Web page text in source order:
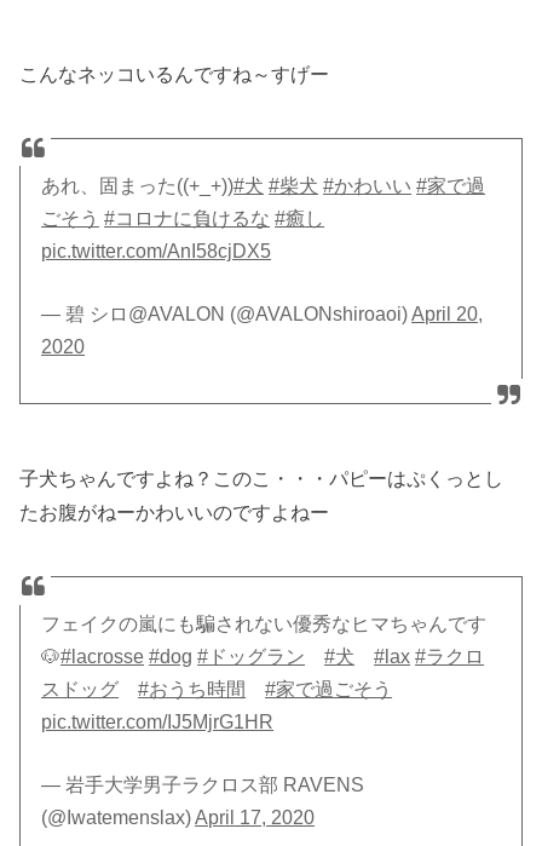
こんなネッコいるんですね～すげー
あれ、固まった((+_+))#犬 #柴犬 #かわいい #家で過
ごそう #コロナに負けるな #癒し
pic.twitter.com/AnI58cjDX5
— 碧 シロ@AVALON (@AVALONshiroaoi)April 20,
2020
子犬ちゃんですよね？このこ・・・パピーはぷくっとし
たお腹がねーかわいいのですよねー
フェイクの嵐にも騙されない優秀なヒマちゃんです
🐶#lacrosse #dog #ドッグラン #犬 #lax #ラクロ
スドッグ
#おうち時間
#家で過ごそう
pic.twitter.com/IJ5MjrG1HR
— 岩手大学男子ラクロス部 RAVENS
(@Iwatemenslax)April 17, 2020